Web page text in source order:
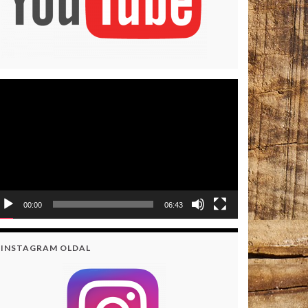
00:00 06:43
INSTAGRAM OLDAL